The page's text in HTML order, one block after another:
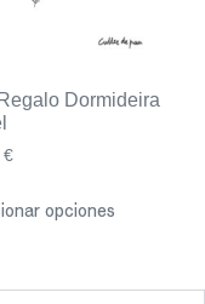
Dormideira
€
opciones